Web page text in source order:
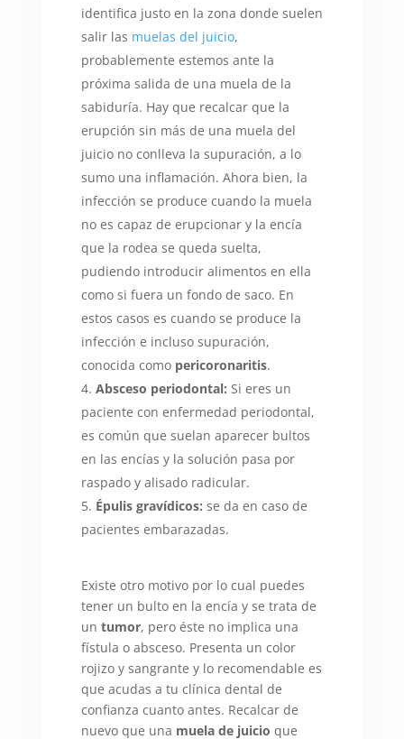
identifica justo en la zona donde suelen
salir las muelas del juicio,
probablemente estemos ante la
próxima salida de una muela de la
sabiduría. Hay que recalcar que la
erupción sin más de una muela del
juicio no conlleva la supuración, a lo
sumo una inflamación. Ahora bien, la
infección se produce cuando la muela
no es capaz de erupcionar y la encía
que la rodea se queda suelta,
pudiendo introducir alimentos en ella
como si fuera un fondo de saco. En
estos casos es cuando se produce la
infección e incluso supuración,
conocida como pericoronaritis.
Absceso periodontal: Si eres un
paciente con enfermedad periodontal,
es común que suelan aparecer bultos
en las encías y la solución pasa por
raspado y alisado radicular.
Épulis gravídicos: se da en caso de
pacientes embarazadas.
Existe otro motivo por lo cual puedes
tener un bulto en la encía y se trata de
un tumor, pero éste no implica una
fístula o absceso. Presenta un color
rojizo y sangrante y lo recomendable es
que acudas a tu clínica dental de
confianza cuanto antes. Recalcar de
nuevo que una muela de juicio que